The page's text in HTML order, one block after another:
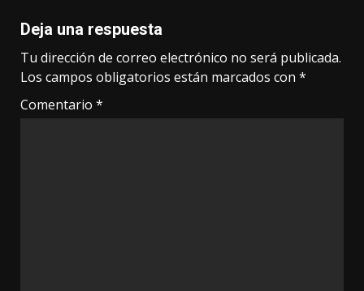
Deja una respuesta
Tu dirección de correo electrónico no será publicada.
Los campos obligatorios están marcados con *
Comentario *